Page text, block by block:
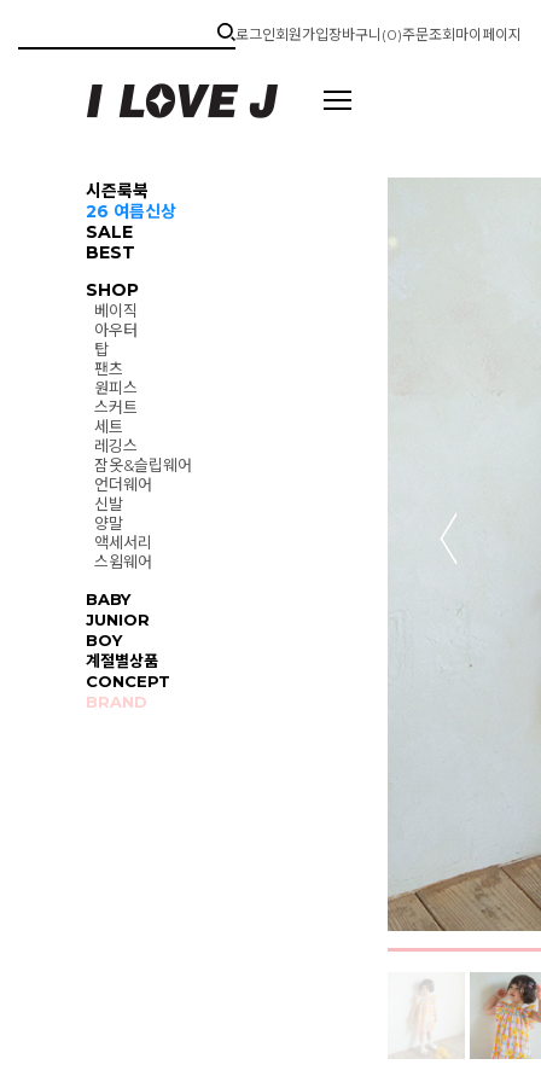
로그인회원가입장바구니(0)주문조회마이페이지
시즌룩북
26 여름신상
SALE
BEST
SHOP
베이직
아우터
탑
팬츠
원피스
스커트
세트
레깅스
잠옷&슬립웨어
언더웨어
신발
양말
액세서리
스윔웨어
BABY
JUNIOR
BOY
계절별상품
CONCEPT
BRAND